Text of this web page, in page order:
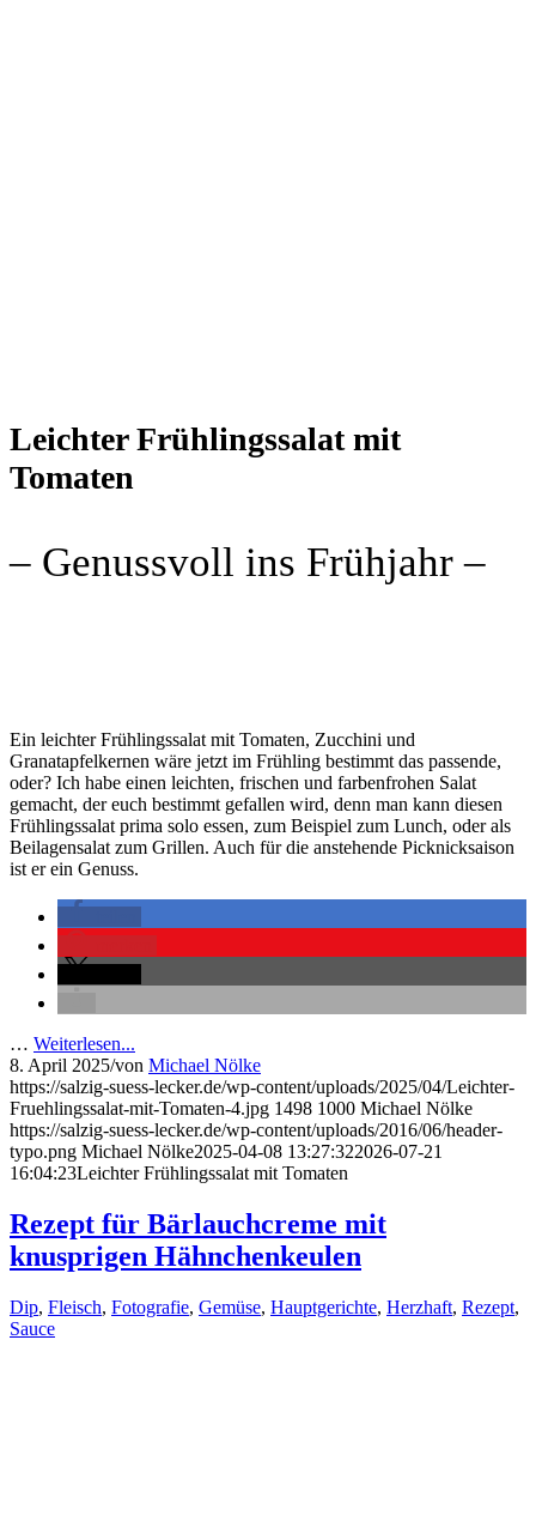
Leichter Frühlingssalat mit
Tomaten
– Genussvoll ins Frühjahr –
Ein leichter Frühlingssalat mit Tomaten, Zucchini und
Granatapfelkernen wäre jetzt im Frühling bestimmt das passende,
oder? Ich habe einen leichten, frischen und farbenfrohen Salat
gemacht, der euch bestimmt gefallen wird, denn man kann diesen
Frühlingssalat prima solo essen, zum Beispiel zum Lunch, oder als
Beilagensalat zum Grillen. Auch für die anstehende Picknicksaison
ist er ein Genuss.
… Weiterlesen...
8. April 2025/von Michael Nölke
https://salzig-suess-lecker.de/wp-content/uploads/2025/04/Leichter-
Fruehlingssalat-mit-Tomaten-4.jpg 1498 1000 Michael Nölke
https://salzig-suess-lecker.de/wp-content/uploads/2016/06/header-
typo.png Michael Nölke2025-04-08 13:27:322026-07-21
16:04:23Leichter Frühlingssalat mit Tomaten
Rezept für Bärlauchcreme mit
knusprigen Hähnchenkeulen
Dip, Fleisch, Fotografie, Gemüse, Hauptgerichte, Herzhaft, Rezept,
Sauce